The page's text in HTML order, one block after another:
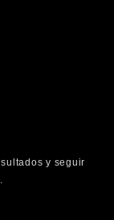
y seguir